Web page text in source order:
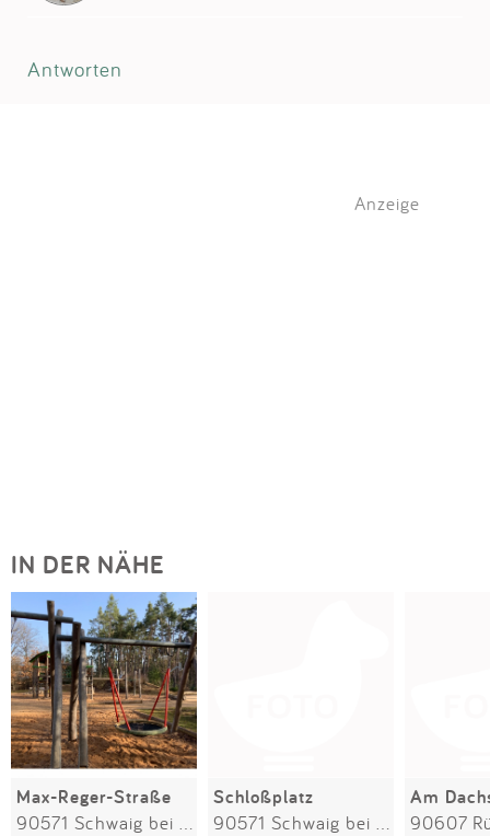
Antworten
Anzeige
IN DER NÄHE
Max-Reger-Straße Schloßplatz Am
90607